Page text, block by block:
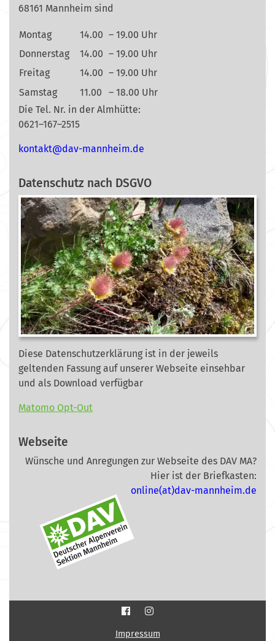
68161 Mannheim sind
Montag 14.00 – 19.00 Uhr
Donnerstag
14.00 – 19.00 Uhr
Freitag
14.00 – 19.00 Uhr
Samstag
11.00
– 18.00 Uhr
Die Tel. Nr. in der Almhütte:
0621–167–2515
ed.mi
ehnna
m-vad
@tkat
nok
Datenschutz nach DSGVO
Diese Datenschutzerklärung ist in der jeweils
geltenden Fassung auf unserer Webseite einsehbar
und als Download verfügbar
Matomo Opt-Out
Webseite
Wünsche und Anregungen zur Webseite des DAV MA?
Hier ist der Briefkasten:
online(at)dav-mannheim.de
Impressum